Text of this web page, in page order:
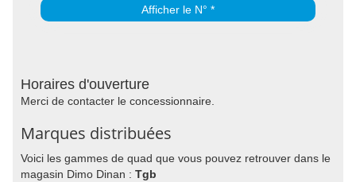
Afficher le N° *
Horaires d'ouverture
Merci de contacter le concessionnaire.
Marques distribuées
Voici les gammes de quad que vous pouvez retrouver dans le
magasin Dimo Dinan : Tgb